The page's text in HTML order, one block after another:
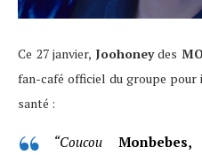
Ce 27 janvier, Joohoneydes
fan-café officiel du groupe
santé :
“Coucou Monbebes,